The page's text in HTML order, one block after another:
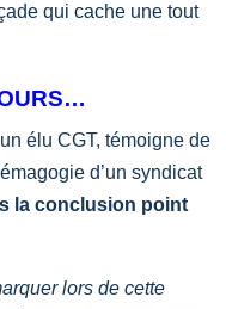
qui cache une tout
élu CGT, témoigne de
d’un syndicat
la conclusion point
lors de cette